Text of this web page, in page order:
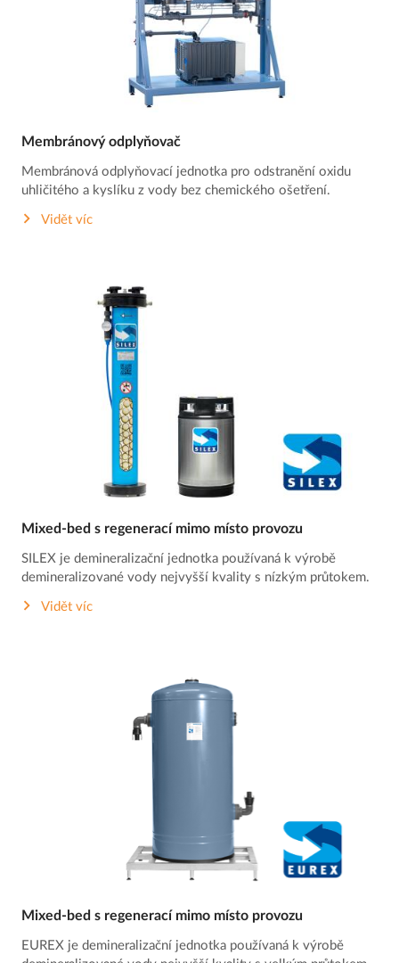
Membránový odplyňovač
Membránová odplyňovací jednotka pro odstranění oxidu
uhličitého a kyslíku z vody bez chemického ošetření.
Vidět víc
Mixed-bed s regenerací mimo místo provozu
SILEX je demineralizační jednotka používaná k výrobě
demineralizované vody nejvyšší kvality s nízkým průtokem.
Vidět víc
Mixed-bed s regenerací mimo místo provozu
EUREX je demineralizační jednotka používaná k výrobě